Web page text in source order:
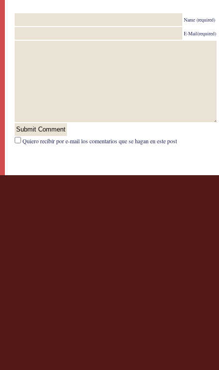
Name (required)
E-Mail(required)
Quiero recibír por e-mail los comentarios que se hagan en este post